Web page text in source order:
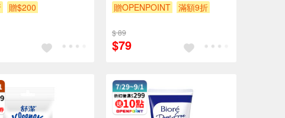
贈$200
贈OPENPOINT
滿額9折
$ 89
$79